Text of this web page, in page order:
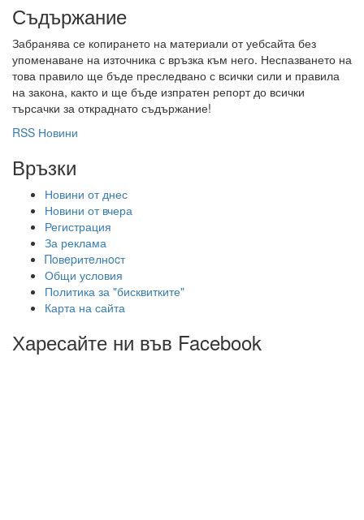
Съдържание
Забранява се копирането на материали от уебсайта без
упоменаване на източника с връзка към него. Неспазването на
това правило ще бъде преследвано с всички сили и правила
на закона, както и ще бъде изпратен репорт до всички
търсачки за откраднато съдържание!
RSS Новини
Връзки
Новини от днес
Новини от вчера
Регистрация
За реклама
Πoвepитeлнocт
Общи условия
Политика за "бисквитките"
Карта на сайта
Харесайте ни във Facebook